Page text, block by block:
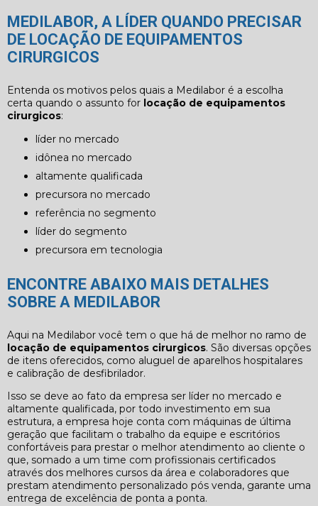
MEDILABOR, A LÍDER QUANDO PRECISAR
DE LOCAÇÃO DE EQUIPAMENTOS
CIRURGICOS
Entenda os motivos pelos quais a Medilabor é a escolha
certa quando o assunto for locação de equipamentos
cirurgicos:
líder no mercado
idônea no mercado
altamente qualificada
precursora no mercado
referência no segmento
líder do segmento
precursora em tecnologia
ENCONTRE ABAIXO MAIS DETALHES
SOBRE A MEDILABOR
Aqui na Medilabor você tem o que há de melhor no ramo de
locação de equipamentos cirurgicos. São diversas opções
de itens oferecidos, como aluguel de aparelhos hospitalares
e calibração de desfibrilador.
Isso se deve ao fato da empresa ser líder no mercado e
altamente qualificada, por todo investimento em sua
estrutura, a empresa hoje conta com máquinas de última
geração que facilitam o trabalho da equipe e escritórios
confortáveis para prestar o melhor atendimento ao cliente o
que, somado a um time com profissionais certificados
através dos melhores cursos da área e colaboradores que
prestam atendimento personalizado pós venda, garante uma
entrega de excelência de ponta a ponta.